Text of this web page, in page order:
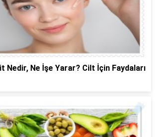
Nedir, Ne İşe Yarar? Cilt İçin Faydaları